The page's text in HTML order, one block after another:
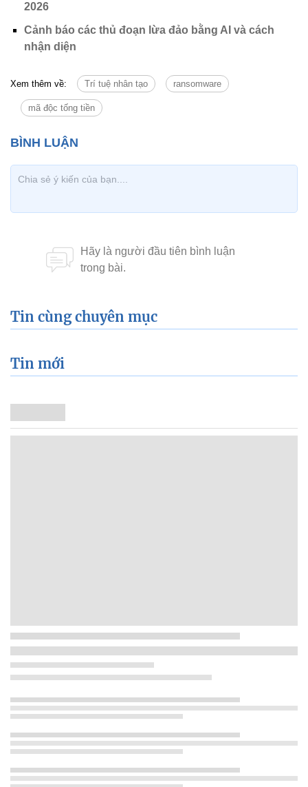
2026
Cảnh báo các thủ đoạn lừa đảo bằng AI và cách
nhận diện
Xem thêm về: Trí tuệ nhân tạo ransomware
mã độc tống tiền
Tin cùng chuyên mục
Tin mới